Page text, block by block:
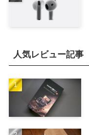
人気レビュー記事